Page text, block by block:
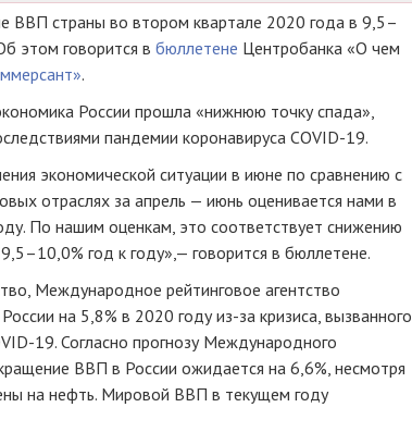
ВВП страны во втором квартале 2020 года в 9,5–
этом говорится в бюллетене Центробанка «О чем
.
России прошла «нижнюю точку спада»,
пандемии коронавируса COVID-19.
экономической ситуации в июне по сравнению с
отраслях за апрель — июнь оценивается нами в
По нашим оценкам, это соответствует снижению
год к году»,— говорится в бюллетене.
Международное рейтинговое агентство
на 5,8% в 2020 году из-за кризиса, вызванного
19. Согласно прогнозу Международного
ВВП в России ожидается на 6,6%, несмотря
на нефть. Мировой ВВП в текущем году